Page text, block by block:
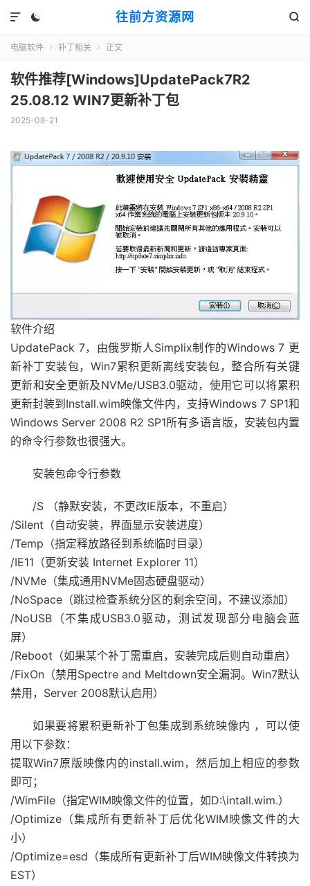
往前方资源网
 

电脑软件  补丁相关  正文
软件推荐[Windows]UpdatePack7R2
25.08.12 WIN7更新补丁包
2025-08-21
软件介绍
UpdatePack 7，由俄罗斯人Simplix制作的Windows 7 更
新补丁安装包，Win7累积更新离线安装包，整合所有关键
更新和安全更新及NVMe/USB3.0驱动，使用它可以将累积
更新封装到Install.wim映像文件内，支持Windows 7 SP1和
Windows Server 2008 R2 SP1所有多语言版，安装包内置
的命令行参数也很强大。
安装包命令行参数
/S （静默安装，不更改IE版本，不重启）
/Silent（自动安装，界面显示安装进度）
/Temp（指定释放路径到系统临时目录）
/IE11（更新安装 Internet Explorer 11）
/NVMe（集成通用NVMe固态硬盘驱动）
/NoSpace（跳过检查系统分区的剩余空间，不建议添加）
/NoUSB（不集成USB3.0驱动，测试发现部分电脑会蓝
屏）
/Reboot（如果某个补丁需重启，安装完成后则自动重启）
/FixOn（禁用Spectre and Meltdown安全漏洞。Win7默认
禁用，Server 2008默认启用）
如果要将累积更新补丁包集成到系统映像内 ，可以使
用以下参数：
提取Win7原版映像内的install.wim，然后加上相应的参数
即可；
/WimFile（指定WIM映像文件的位置，如D:\intall.wim.）
/Optimize（集成所有更新补丁后优化WIM映像文件的大
小）
/Optimize=esd（集成所有更新补丁后WIM映像文件转换为
EST）